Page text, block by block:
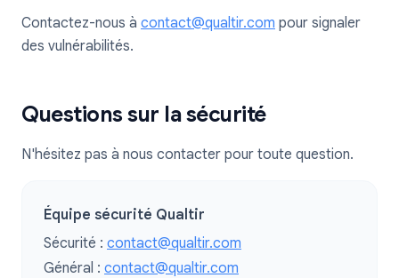
Contactez-nous à contact@qualtir.com pour signaler
des vulnérabilités.
Questions sur la sécurité
N'hésitez pas à nous contacter pour toute question.
Équipe sécurité Qualtir
Sécurité : contact@qualtir.com
Général : contact@qualtir.com